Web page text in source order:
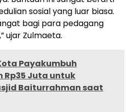
sosial yang luar biasa.
bagi para pedagang
ujar Zulmaeta.
Payakumbuh
Rp35 Juta untuk
Baiturrahman saat